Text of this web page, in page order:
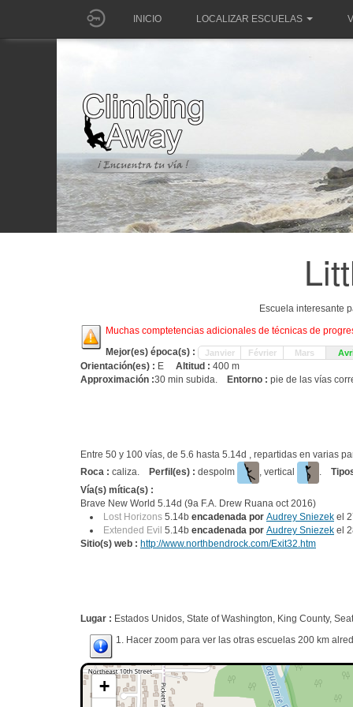
INICIO LOCALIZAR ESCUELAS
Escuela interesante
Muchas comptetencias adicionales de técnicas de
Mejor(es) época(s) :
Janvier Février Mars
Orientación(es) : E Altitud : 400 m
Approximación :30 min subida. Entorno : pie de las vías
Entre 50 y 100 vías, de 5.6 hasta 5.14d , repartidas en varias
Roca : caliza. Perfil(es) : despolm , vertical .
Vía(s) mítica(s) :
Brave New World 5.14d (9a F.A. Drew Ruana oct 2016)
Lost Horizons 5.14b encadenada por Audrey Sniezek el
Extended Evil 5.14b encadenada por Audrey Sniezek el
Sitio(s) web : http://www.northbendrock.com/Exit32.htm
Lugar : Estados Unidos, State of Washington, King County,
1. Hacer zoom para ver las otras escuelas 200 km
+